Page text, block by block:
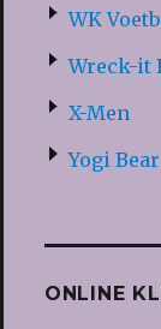
WK
Wreck-it
X-Men
Yogi Bear
ONLINE